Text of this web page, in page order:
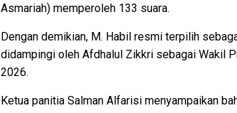
Asmariah) memperoleh 133 suara.
Dengan demikian, M. Habil resmi terpilih
didampingi oleh Afdhalul Zikkri sebagai Wakil
2026.
Ketua panitia Salman Alfarisi menyampaikan